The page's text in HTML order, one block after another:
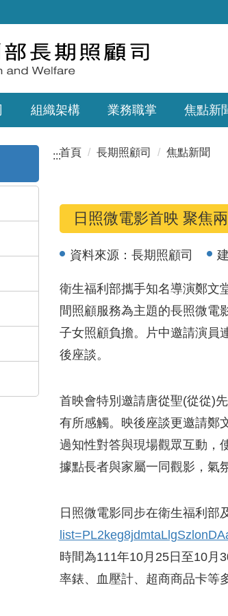
組織架構 業務職掌 焦點新
:::首頁 長期照顧司 焦點新聞
日照微電影首映 聚焦
資料來源： 長期照顧司
衛生福利部攜手知名導演鄭文
間照顧服務為主題的長照微電
子女照顧負擔。片中邀請演員
後座談。
首映會特別邀請唐從聖(從從)
有所感觸。映後座談更邀請鄭
過知性對答與現場觀眾互動，
據點長者與家屬一同觀影，氣
日照微電影同步在衛生福利部
時間為111年10月25日至10月
率錶、血壓計、超商商品卡等